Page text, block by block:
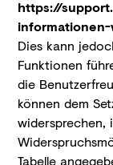
https://
Dies kann
Funktionen
die
können dem
widersprechen,
Tabelle